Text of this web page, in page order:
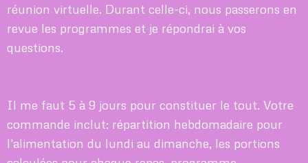
réunion virtuelle. Durant celle-ci, nous passerons en
revue les programmes et je répondrai à vos
questions.
Il me faut 5 à 9 jours pour constituer le tout. Votre
commande inclut: répartition hebdomadaire pour
l'alimentation du lundi au dimanche, les portions